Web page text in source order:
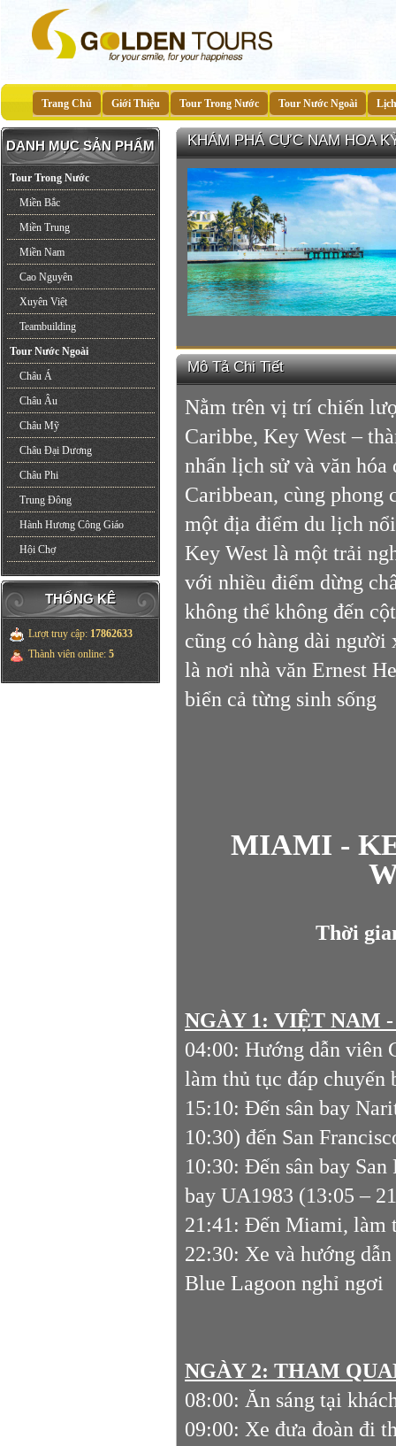
Trang Chủ Giới Thiệu Tour Trong Nước Tour Nước Ngoài
DANH MỤC SẢN PHẨM
Tour Trong Nước
Miền Bắc
Miền Trung
Miền Nam
Cao Nguyên
Xuyên Việt
Teambuilding
Tour Nước Ngoài
Châu Á
Châu Âu
Châu Mỹ
Châu Đại Dương
Châu Phi
Trung Đông
Hành Hương Công Giáo
Hội Chợ
THỐNG KÊ
Lượt truy cập: 17862633
Thành viên online: 5
KHÁM PHÁ CỰC NAM HOA
Mô Tả Chi Tiết
Nằm trên vị trí chiến
Caribbe, Key West –
nhấn lịch sử và văn
Caribbean, cùng phong
một địa điểm du lịch
Key West là một trải
với nhiều điểm dừng
không thể không đến
cũng có hàng dài người
là nơi nhà văn Ernest
biển cả từng sinh sống
MIAMI -
Thời
NGÀY 1: VIỆT NAM
04:00: Hướng dẫn viên
làm thủ tục đáp
15:10: Đến sân bay
10:30) đến San
10:30: Đến sân bay
bay UA1983 (13:05 –
21:41: Đến Miami, làm
22:30: Xe và hướng
Blue Lagoon nghỉ ngơi
NGÀY 2: THAM
08:00: Ăn sáng tại
09:00: Xe đưa đoàn đi